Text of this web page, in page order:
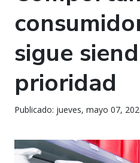
sigue
prioridad
Publicado: jueves, mayo 07,